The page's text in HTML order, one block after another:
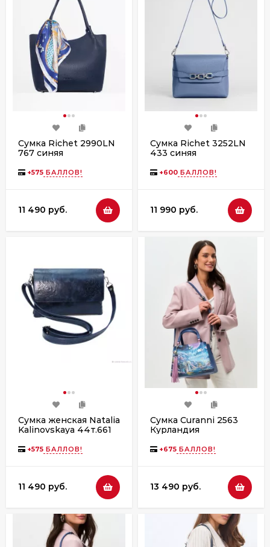
Сумка Richet 2990LN
767 синяя
+575 БАЛЛОВ!
11 490 руб.
Сумка Richet 3252LN
433 синяя
+600 БАЛЛОВ!
11 990 руб.
Сумка женская Natalia
Kalinovskaya 44т.661
+575 БАЛЛОВ!
11 490 руб.
Сумка Curanni 2563
Курландия
+675 БАЛЛОВ!
13 490 руб.